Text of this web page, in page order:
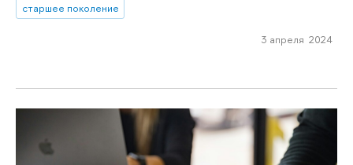
старшее поколение
3 апреля 2024